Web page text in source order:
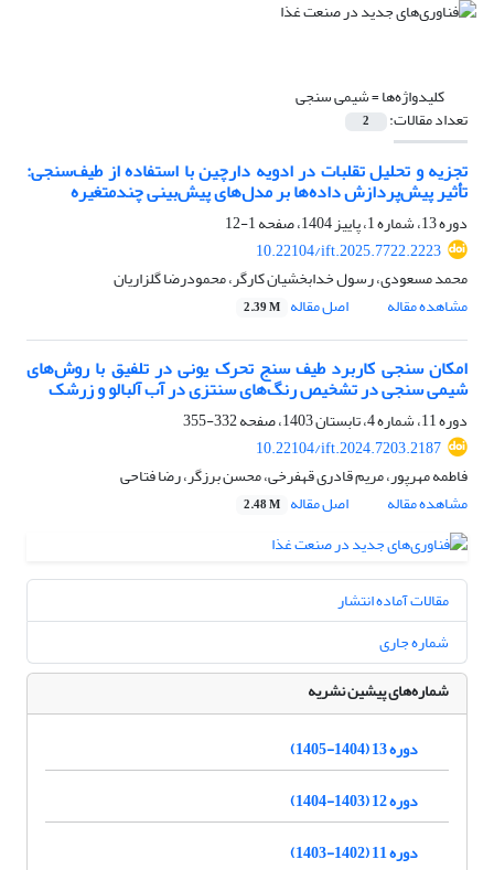
کلیدواژه‌ها =شیمی سنجی
تعداد مقالات: 2
تجزیه و تحلیل تقلبات در ادویه دارچین با استفاده از طیف‌سنجی:
تأثیر پیش‌پردازش داده‌ها بر مدل‌های پیش‌بینی چندمتغیره
دوره 13، شماره 1، پاییز 1404، صفحه
1-12
10.22104/ift.2025.7722.2223
محمد مسعودی، رسول خدابخشیان کارگر، محمودرضا گلزاریان
مشاهده مقاله
اصل مقاله 2.39 M
امکان سنجی کاربرد طیف سنج تحرک یونی در تلفیق با روش‌های
‏شیمی سنجی در تشخیص رنگ‌های سنتزی در آب آلبالو و زرشک‎ ‎‏‌‏
دوره 11، شماره 4، تابستان 1403، صفحه
332-355
10.22104/ift.2024.7203.2187
فاطمه مهرپور، مریم قادری قهفرخی، محسن برزگر، رضا فتاحی
مشاهده مقاله
اصل مقاله 2.48 M
مقالات آماده انتشار
شماره جاری
شماره‌های پیشین نشریه
دوره 13 (1404-1405)
دوره 12 (1403-1404)
دوره 11 (1402-1403)